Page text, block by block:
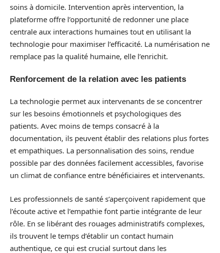
soins à domicile. Intervention après intervention, la
plateforme offre l’opportunité de redonner une place
centrale aux interactions humaines tout en utilisant la
technologie pour maximiser l’efficacité. La numérisation ne
remplace pas la qualité humaine, elle l’enrichit.
Renforcement de la relation avec les patients
La technologie permet aux intervenants de se concentrer
sur les besoins émotionnels et psychologiques des
patients. Avec moins de temps consacré à la
documentation, ils peuvent établir des relations plus fortes
et empathiques. La personnalisation des soins, rendue
possible par des données facilement accessibles, favorise
un climat de confiance entre bénéficiaires et intervenants.
Les professionnels de santé s’aperçoivent rapidement que
l’écoute active et l’empathie font partie intégrante de leur
rôle. En se libérant des rouages administratifs complexes,
ils trouvent le temps d’établir un contact humain
authentique, ce qui est crucial surtout dans les